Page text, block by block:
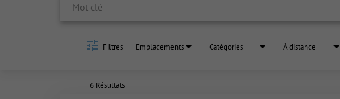
Filtres Emplacements Catégories À distance
6 Résultats